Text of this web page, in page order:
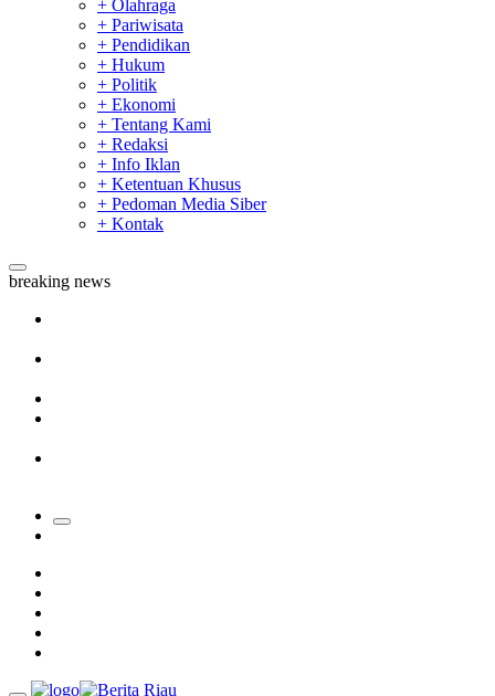
+ Olahraga
+ Pariwisata
+ Pendidikan
+ Hukum
+ Politik
+ Ekonomi
+ Tentang Kami
+ Redaksi
+ Info Iklan
+ Ketentuan Khusus
+ Pedoman Media Siber
+ Kontak
breaking news